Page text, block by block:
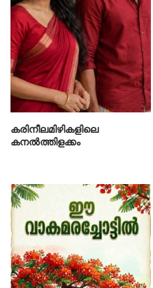
കരിനീലമിഴികളിലെ
കനൽത്തിളക്കം